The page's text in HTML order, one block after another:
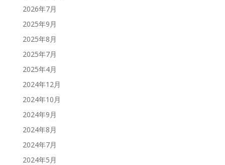
2026年7月
2025年9月
2025年8月
2025年7月
2025年4月
2024年12月
2024年10月
2024年9月
2024年8月
2024年7月
2024年5月